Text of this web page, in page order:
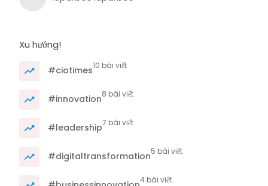
Xu hướng!
#ciotimes10 bài viết
#innovation8 bài viết
#leadership7 bài viết
#digitaltransformation5 bài viết
4 bài viết